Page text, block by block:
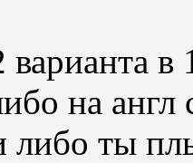
в
на англ
либо ты